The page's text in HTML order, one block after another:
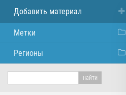
Добавить материал
Метки
Регионы